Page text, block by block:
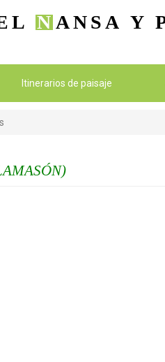
NANSA Y
Itinerarios de paisaje